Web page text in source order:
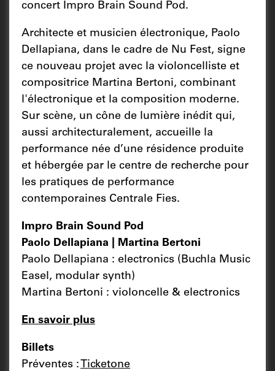
concert Impro Brain Sound Pod.
Architecte et musicien électronique, Paolo
Dellapiana, dans le cadre de Nu Fest, signe
ce nouveau projet avec la violoncelliste et
compositrice Martina Bertoni, combinant
l'électronique et la composition moderne.
Sur scène, un cône de lumière inédit qui,
aussi architecturalement, accueille la
performance née d’une résidence produite
et hébergée par le centre de recherche pour
les pratiques de performance
contemporaines Centrale Fies.
Impro Brain Sound Pod
Paolo Dellapiana | Martina Bertoni
Paolo Dellapiana : electronics (Buchla Music
Easel, modular synth)
Martina Bertoni : violoncelle & electronics
En savoir plus
Billets
Préventes : Ticketone